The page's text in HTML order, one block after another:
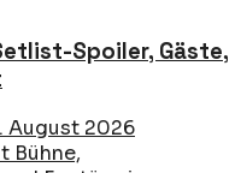
Spoiler, Gäste,
August 2026